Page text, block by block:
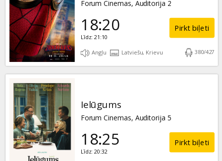
Forum Cinemas, Auditorija 2
18:20
Līdz: 21:10
Pirkt biļeti
Angļu Latviešu, Krievu 380/427
Ielūgums
Forum Cinemas, Auditorija 5
18:25
Līdz: 20:32
Pirkt biļeti